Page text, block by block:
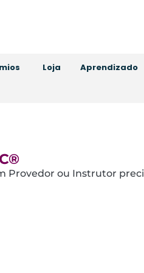
Loja
Aprendizado
Provedor ou Instrutor